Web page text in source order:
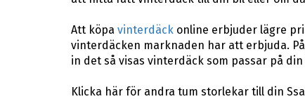
Att köpa vinterdäckonline erbjuder lägre
vinterdäcken marknaden har att erbjuda.
in det så visas vinterdäck som passar på din
Klicka här för andra tum storlekar till din